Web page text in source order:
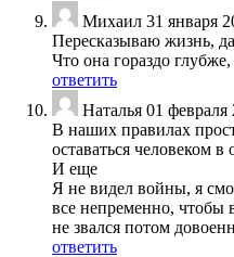
Михаил 31 января
Пересказываю жизнь,
Что она гораздо
ответить
Наталья 01 февраля
В наших правилах
оставаться человеком
И еще
Я не видел войны, я
все непременно, чтобы
не звался потом
ответить